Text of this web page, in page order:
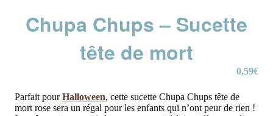
Chupa Chups – Sucette
tête de mort
0,59€
Parfait pourHalloween, cette sucette Chupa Chups tête de
mort rose sera un régal pour les enfants qui n’ont peur de rien !